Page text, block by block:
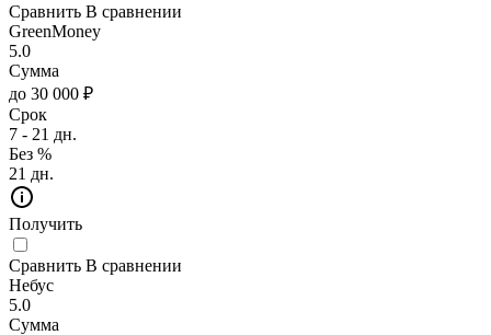
Сравнить В сравнении
GreenMoney
5.0
Сумма
до 30 000 ₽
Срок
7 - 21 дн.
Без %
21 дн.
Получить
Сравнить В сравнении
Небус
5.0
Сумма